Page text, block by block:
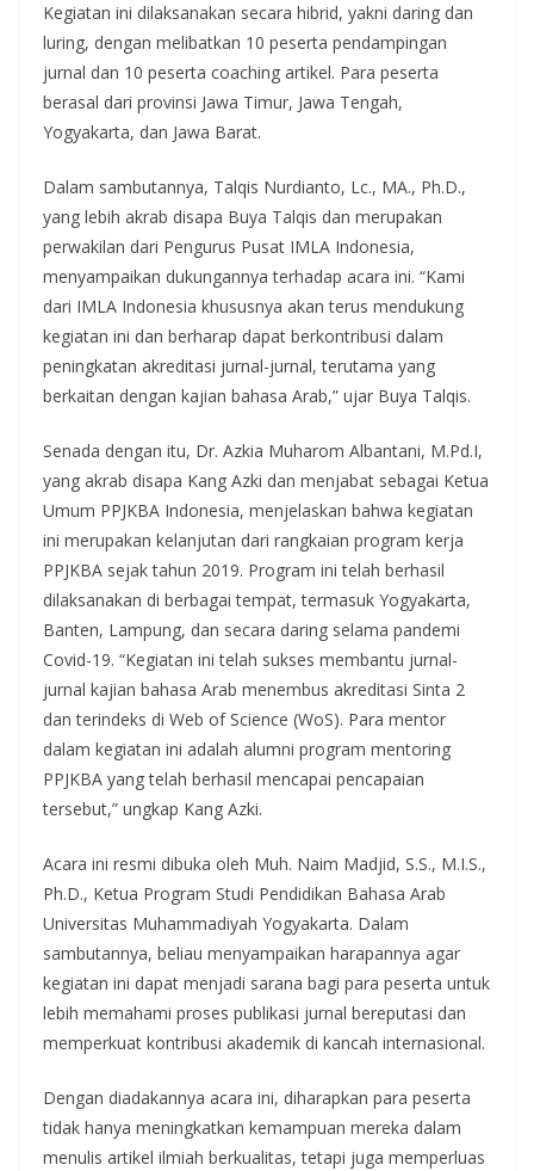
Kegiatan ini dilaksanakan secara hibrid, yakni daring dan
luring, dengan melibatkan 10 peserta pendampingan
jurnal dan 10 peserta coaching artikel. Para peserta
berasal dari provinsi Jawa Timur, Jawa Tengah,
Yogyakarta, dan Jawa Barat.
Dalam sambutannya, Talqis Nurdianto, Lc., MA., Ph.D.,
yang lebih akrab disapa Buya Talqis dan merupakan
perwakilan dari Pengurus Pusat IMLA Indonesia,
menyampaikan dukungannya terhadap acara ini. “Kami
dari IMLA Indonesia khususnya akan terus mendukung
kegiatan ini dan berharap dapat berkontribusi dalam
peningkatan akreditasi jurnal-jurnal, terutama yang
berkaitan dengan kajian bahasa Arab,” ujar Buya Talqis.
Senada dengan itu, Dr. Azkia Muharom Albantani, M.Pd.I,
yang akrab disapa Kang Azki dan menjabat sebagai Ketua
Umum PPJKBA Indonesia, menjelaskan bahwa kegiatan
ini merupakan kelanjutan dari rangkaian program kerja
PPJKBA sejak tahun 2019. Program ini telah berhasil
dilaksanakan di berbagai tempat, termasuk Yogyakarta,
Banten, Lampung, dan secara daring selama pandemi
Covid-19. “Kegiatan ini telah sukses membantu jurnal-
jurnal kajian bahasa Arab menembus akreditasi Sinta 2
dan terindeks di Web of Science (WoS). Para mentor
dalam kegiatan ini adalah alumni program mentoring
PPJKBA yang telah berhasil mencapai pencapaian
tersebut,” ungkap Kang Azki.
Acara ini resmi dibuka oleh Muh. Naim Madjid, S.S., M.I.S.,
Ph.D., Ketua Program Studi Pendidikan Bahasa Arab
Universitas Muhammadiyah Yogyakarta. Dalam
sambutannya, beliau menyampaikan harapannya agar
kegiatan ini dapat menjadi sarana bagi para peserta untuk
lebih memahami proses publikasi jurnal bereputasi dan
memperkuat kontribusi akademik di kancah internasional.
Dengan diadakannya acara ini, diharapkan para peserta
tidak hanya meningkatkan kemampuan mereka dalam
menulis artikel ilmiah berkualitas, tetapi juga memperluas